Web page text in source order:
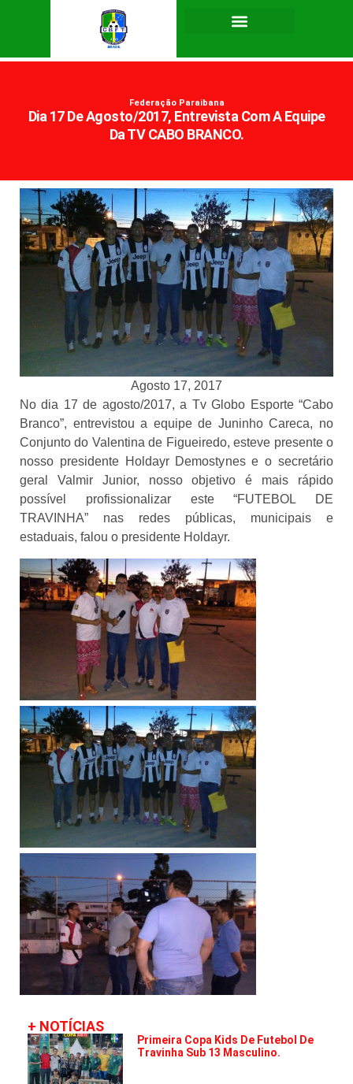
Federação Paraibana
Dia 17 De Agosto/2017, Entrevista Com A Equipe
Da TV CABO BRANCO.
Agosto 17, 2017
No dia 17 de agosto/2017, a Tv Globo Esporte “Cabo
Branco”, entrevistou a equipe de Juninho Careca, no
Conjunto do Valentina de Figueiredo, esteve presente o
nosso presidente Holdayr Demostynes e o secretário
geral Valmir Junior, nosso objetivo é mais rápido
possível profissionalizar este “FUTEBOL DE
TRAVINHA” nas redes públicas, municipais e
estaduais, falou o presidente Holdayr.
+ NOTÍCIAS
Primeira Copa Kids De Futebol De
Travinha Sub 13 Masculino.